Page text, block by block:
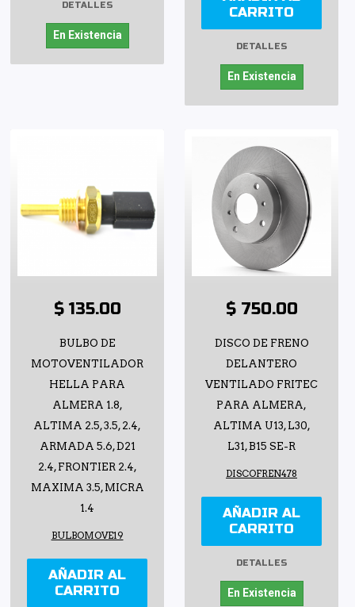
DETALLES
En Existencia
CARRITO
DETALLES
En Existencia
$ 135.00
BULBO DE
MOTOVENTILADOR
HELLA PARA
ALMERA 1.8,
ALTIMA 2.5, 3.5, 2.4,
ARMADA 5.6, D21
2.4, FRONTIER 2.4,
MAXIMA 3.5, MICRA
1.4
BULBOMOVE19
AÑADIR AL
CARRITO
$ 750.00
DISCO DE FRENO
DELANTERO
VENTILADO FRITEC
PARA ALMERA,
ALTIMA U13, L30,
L31, B15 SE-R
DISCOFREN478
AÑADIR AL
CARRITO
DETALLES
En Existencia